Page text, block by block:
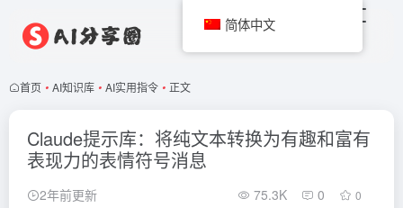
首页 • AI知识库 • AI实用指令 • 正文
Claude提示库：将纯文本转换为有趣和富有
表现力的表情符号消息
2年前更新 75.3K 0 0
简体中文